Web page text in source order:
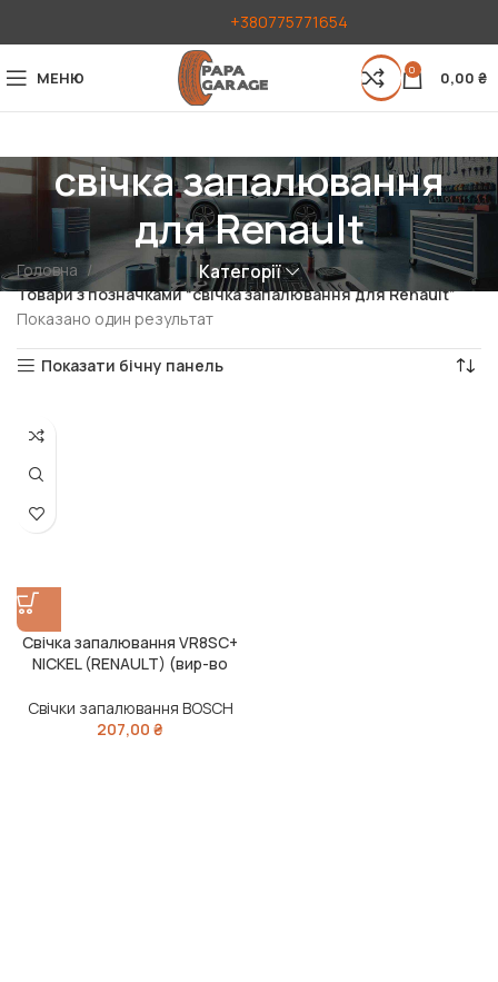
+380775771654
МЕНЮ 0 0,00 ₴
свічка запалювання
для Renault
Категорії
Головна
Товари з позначками “свічка запалювання для Renault”
Показано один результат
Показати бічну панель
Свічка запалювання VR8SC+
NICKEL (RENAULT) (вир-во
Свічки запалювання BOSCH
207,00 ₴